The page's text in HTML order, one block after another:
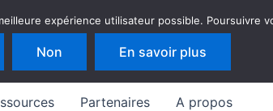
Partenaires A propos
expérience utilisateur possible. Poursuivre
Non En savoir plus